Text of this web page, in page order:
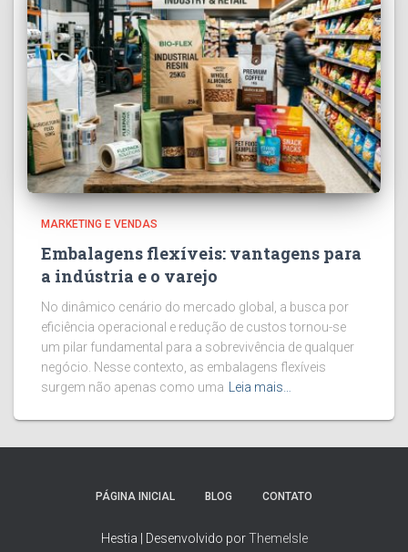
MARKETING E VENDAS
Embalagens flexíveis: vantagens para
a indústria e o varejo
No dinâmico cenário do mercado global, a busca por
eficiência operacional e redução de custos tornou-se
um pilar fundamental para a sobrevivência de qualquer
negócio. Nesse contexto, as embalagens flexíveis
surgem não apenas como uma
Leia mais…
PÁGINA INICIAL BLOG CONTATO
Hestia | Desenvolvido porThemeIsle